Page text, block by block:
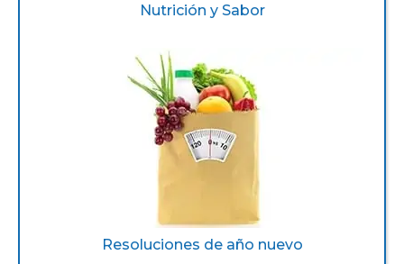
Nutrición y Sabor
Resoluciones de año nuevo